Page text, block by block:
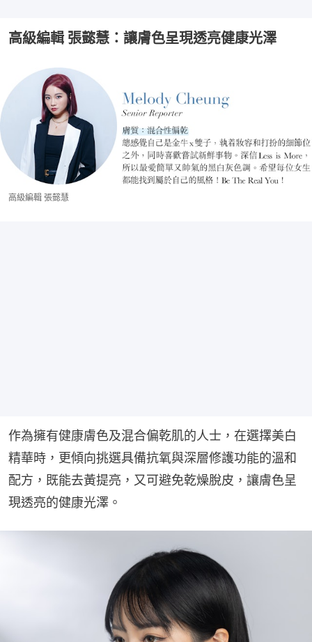
高級編輯 張懿慧：讓膚色呈現透亮健康光澤
高級編輯 張懿慧
作為擁有健康膚色及混合偏乾肌的人士，在選擇美白
精華時，更傾向挑選具備抗氧與深層修護功能的溫和
配方，既能去黃提亮，又可避免乾燥脫皮，讓膚色呈
現透亮的健康光澤。